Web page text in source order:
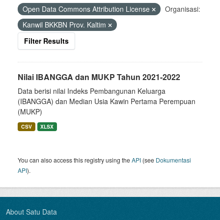
Open Data Commons Attribution License
Organisasi:
Kanwil BKKBN Prov. Kaltim
Filter Results
Nilai IBANGGA dan MUKP Tahun 2021-2022
Data berisi nilai Indeks Pembangunan Keluarga
(IBANGGA) dan Median Usia Kawin Pertama Perempuan
(MUKP)
CSV XLSX
You can also access this registry using theAPI (see Dokumentasi
API).
About Satu Data